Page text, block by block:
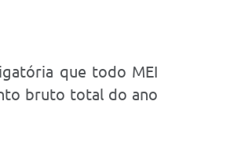
que todo MEI
bruto total do ano